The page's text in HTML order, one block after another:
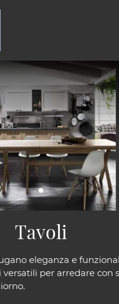
Tavoli
eleganza e
per arredare con